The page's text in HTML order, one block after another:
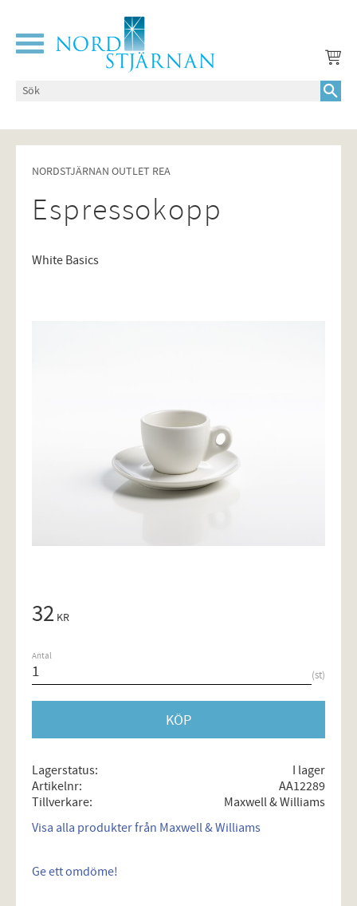
Meny
NORDSTJÄRNAN OUTLET REA
Espressokopp
White Basics
32 KR
Antal
st
KÖP
Lagerstatus
I lager
Artikelnr
AA12289
Tillverkare
Maxwell & Williams
Visa alla produkter från Maxwell & Williams
Ge ett omdöme!